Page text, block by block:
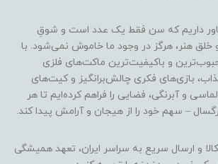
داریم که سن فقط یک عدد است و شوقِ
هنر، هرگز در وجود ما خاموش نمی‌شود. با
و باکیفیت‌ترین ماکت‌های فلزی
بازی‌های فکری چالش‌برانگیز و کیت‌های
و آبرنگی، فضایی را فراهم کرده‌ایم تا هر
– سهم خود را از هیجان و آرامش پیدا کند.
و ارسال سریع به سراسر ایران، تعهد همیشگی